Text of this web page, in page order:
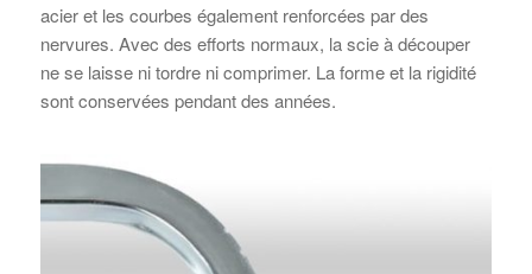
acier et les courbes également renforcées par des
nervures. Avec des efforts normaux, la scie à découper
ne se laisse ni tordre ni comprimer. La forme et la rigidité
sont conservées pendant des années.